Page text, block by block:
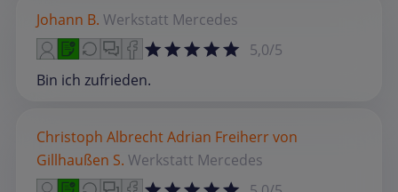
Johann B. Werkstatt Mercedes
5,0/5
Bin ich zufrieden.
Christoph Albrecht Adrian Freiherr von
Gillhaußen S. Werkstatt Mercedes